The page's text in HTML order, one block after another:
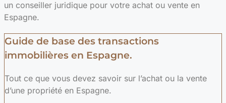
un conseiller juridique pour votre achat ou vente en
Espagne.
Guide de base des transactions
immobilières en Espagne.
Tout ce que vous devez savoir sur l’achat ou la vente
d’une propriété en Espagne.